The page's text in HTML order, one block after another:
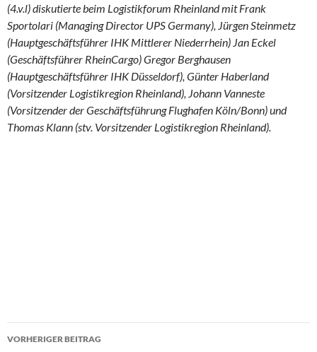
(4.v.l) diskutierte beim Logistikforum Rheinland mit Frank
Sportolari (Managing Director UPS Germany), Jürgen Steinmetz
(Hauptgeschäftsführer IHK Mittlerer Niederrhein) Jan Eckel
(Geschäftsführer RheinCargo) Gregor Berghausen
(Hauptgeschäftsführer IHK Düsseldorf), Günter Haberland
(Vorsitzender Logistikregion Rheinland), Johann Vanneste
(Vorsitzender der Geschäftsführung Flughafen Köln/Bonn) und
Thomas Klann (stv. Vorsitzender Logistikregion Rheinland).
VORHERIGER BEITRAG